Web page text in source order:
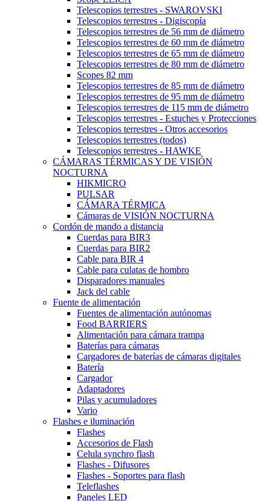
Telescopios terrestres - SWAROVSKI
Telescopios terrestres - Digiscopía
Telescopios terrestres de 56 mm de diámetro
Telescopios terrestres de 60 mm de diámetro
Telescopios terrestres de 65 mm de diámetro
Telescopios terrestres de 80 mm de diámetro
Scopes 82 mm
Telescopios terrestres de 85 mm de diámetro
Telescopios terrestres de 95 mm de diámetro
Telescopios terrestres de 115 mm de diámetro
Telescopios terrestres - Estuches y Protecciones
Telescopios terrestres - Otros accesorios
Telescopios terrestres (todos)
Telescopios terrestres - HAWKE
CÁMARAS TÉRMICAS Y DE VISIÓN
NOCTURNA
HIKMICRO
PULSAR
CÁMARA TÉRMICA
Cámaras de VISIÓN NOCTURNA
Cordón de mando a distancia
Cuerdas para BIR3
Cuerdas para BIR2
Cable para BIR 4
Cable para culatas de hombro
Disparadores manuales
Jack del cable
Fuente de alimentación
Fuentes de alimentación autónomas
Food BARRIERS
Alimentación para cámara trampa
Baterías para cámaras
Cargadores de baterías de cámaras digitales
Batería
Cargador
Adaptadores
Pilas y acumuladores
Vario
Flashes e iluminación
Flashes
Accesorios de Flash
Celula synchro flash
Flashes - Difusores
Flashes - Soportes para flash
Teleflashes
Paneles LED